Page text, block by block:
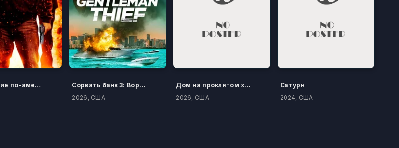
Правосудие по-американски
Сорвать банк 3: Вор-джентльмен
2026, США
Дом на проклятом холме
2026, США
Сатурн
2024, США